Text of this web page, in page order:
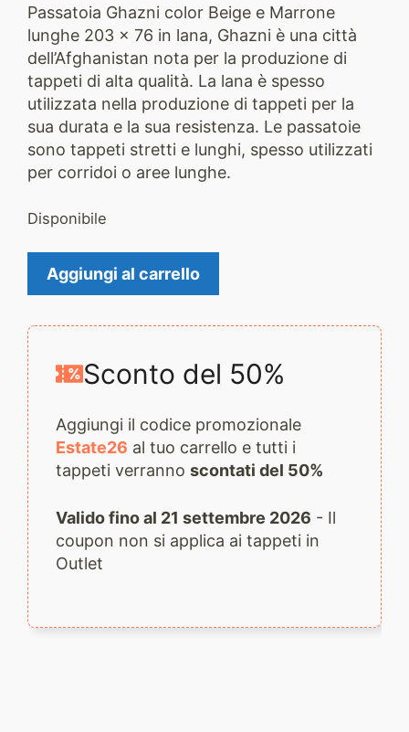
Passatoia Ghazni color Beige e Marrone
lunghe 203 x 76 in lana, Ghazni è una città
dell’Afghanistan nota per la produzione di
tappeti di alta qualità. La lana è spesso
utilizzata nella produzione di tappeti per la
sua durata e la sua resistenza. Le passatoie
sono tappeti stretti e lunghi, spesso utilizzati
per corridoi o aree lunghe.
Disponibile
Tappeto
Ghazni
quantità
Aggiungi al carrello
Sconto del 50%
Aggiungi il codice promozionale
Estate26 al tuo carrello e tutti i
tappeti verranno scontati del 50%
Valido fino al 21 settembre 2026 - Il
coupon non si applica ai tappeti in
Outlet